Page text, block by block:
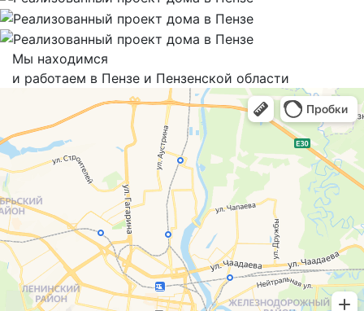
Мы находимся
и работаем в Пензе и Пензенской области